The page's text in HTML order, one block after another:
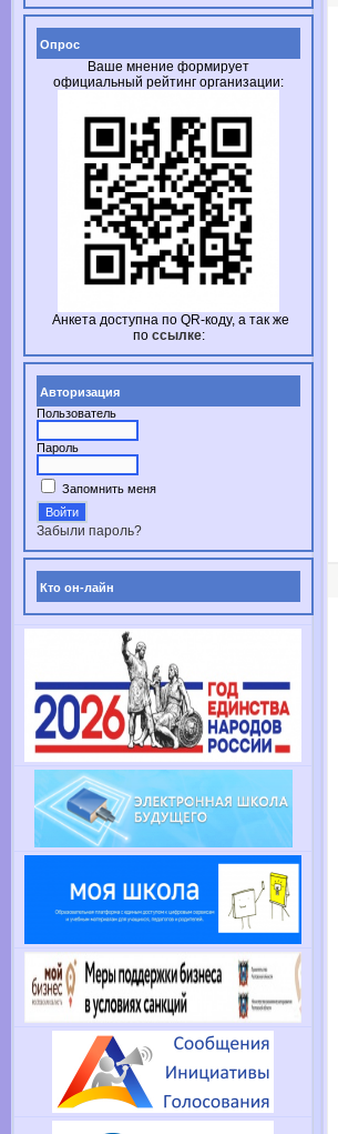
Опрос
Ваше мнение формирует
официальный рейтинг организации:
Анкета доступна по QR-коду, а так же
по ссылке:
Авторизация
Пользователь
Пароль
Запомнить меня
Забыли пароль?
Кто он-лайн